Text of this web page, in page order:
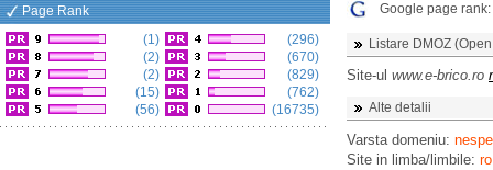
Page Rank
(1)
(2)
(2)
(15)
(56)
(296)
(670)
(829)
(762)
(16735)
Google page rank:
Listare DMOZ
Site-ul www.e-brico.ro
Alte detalii
Varsta domeniu:
Site in limba/limbile: ro